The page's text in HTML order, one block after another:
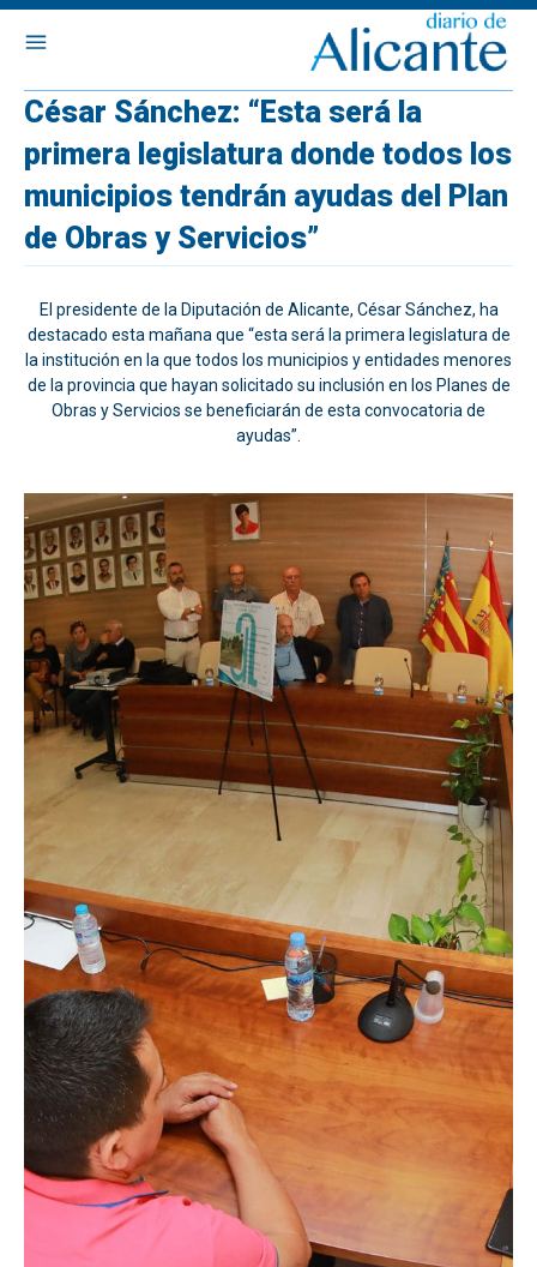
César Sánchez: “Esta será la
primera legislatura donde todos los
municipios tendrán ayudas del Plan
de Obras y Servicios”
El presidente de la Diputación de Alicante, César Sánchez, ha
destacado esta mañana que “esta será la primera legislatura de
la institución en la que todos los municipios y entidades menores
de la provincia que hayan solicitado su inclusión en los Planes de
Obras y Servicios se beneficiarán de esta convocatoria de
ayudas”.